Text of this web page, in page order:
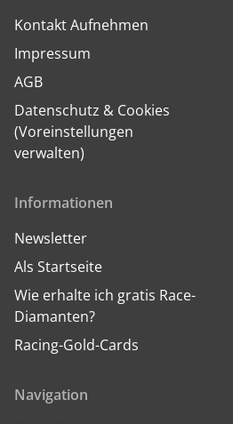
Kontakt Aufnehmen
Impressum
AGB
Datenschutz & Cookies
(Voreinstellungen
verwalten)
Informationen
Newsletter
Als Startseite
Wie erhalte ich gratis Race-
Diamanten?
Racing-Gold-Cards
Navigation